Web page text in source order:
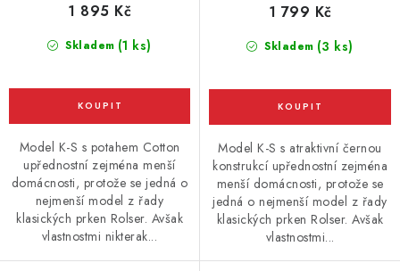
Skladem (1 ks)
1 895 Kč
Model K-S s potahem Cotton
upřednostní zejména menší
domácnosti, protože se jedná o
nejmenší model z řady
klasických prken Rolser. Avšak
vlastnostmi nikterak...
Skladem (3 ks)
1 799 Kč
Model K-S s atraktivní černou
konstrukcí upřednostní zejména
menší domácnosti, protože se
jedná o nejmenší model z řady
klasických prken Rolser. Avšak
vlastnostmi...